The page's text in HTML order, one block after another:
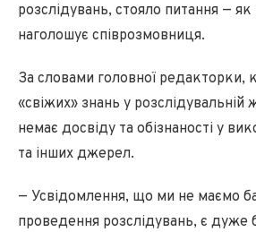
розслідувань, стояло питання —
наголошує співрозмовниця.
За словами головної редакторки,
«свіжих» знань у розслідувальній
немає досвіду та обізнаності у
та інших джерел.
— Усвідомлення, що ми не маємо
проведення розслідувань, є дуже